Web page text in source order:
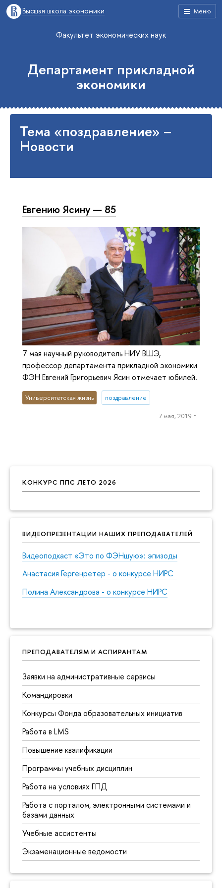
Меню
Высшая школа экономики
КОНКУРС ППС ЛЕТО 2026
ВИДЕОПРЕЗЕНТАЦИИ НАШИХ ПРЕПОДАВАТЕЛЕЙ
Видеоподкаст «Это по ФЭНшую»: эпизоды
Анастасия Гергенретер - о конкурсе НИРС
Полина Александрова - о конкурсе НИРС
ПРЕПОДАВАТЕЛЯМ И АСПИРАНТАМ
Заявки на административные сервисы
Командировки
Конкурсы Фонда образовательных инициатив
Работа в LMS
Повышение квалификации
Программы учебных дисциплин
Работа на условиях ГПД
Работа с порталом, электронными системами и
базами данных
Учебные ассистенты
Экзаменационные ведомости
Факультет экономических наук
Департамент прикладной
экономики
Тема «поздравление» –
Новости
Евгению Ясину — 85
7 мая научный руководитель НИУ ВШЭ,
профессор департамента прикладной экономики
ФЭН Евгений Григорьевич Ясин отмечает юбилей.
Университетская жизнь поздравление
7 мая, 2019 г.